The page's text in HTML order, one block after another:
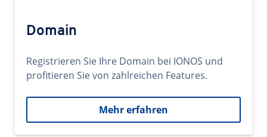
Domain
Registrieren Sie Ihre Domain bei IONOS und
profitieren Sie von zahlreichen Features.
Mehr erfahren